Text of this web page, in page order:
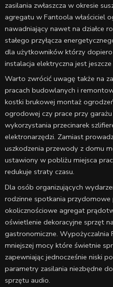
zasilania zwłaszcza w okresie
agregatu w Fantoola właściciel
nawadniający nawet na działce
stałego przyłącza
dla użytkowników którzy
instalacja elektryczna jest
Warto zwrócić uwagę także na
pracach budowlanych i
kostki brukowej montaż
ogrodowej czy prace przy
wykorzystania przecinarek
elektronarzędzi. Zamiast
uszkodzenia przewody z domu
ustawiony w pobliżu miejsca
redukuje straty czasu.
Dla osób organizujących
rodzinne spotkania przydomowe
okolicznościowe agregat
oświetlenie dekoracyjne sprzęt
gastronomiczne.
mniejszej mocy które świetnie
zapewniając jednocześnie niski
parametry zasilania niezbędne
sprzętu audio.